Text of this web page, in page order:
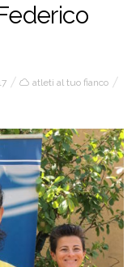
atleti al tuo fianco